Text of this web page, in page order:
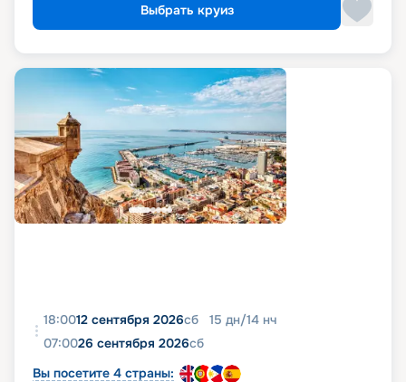
Выбрать круиз
18:0012 сентября 2026сб 15 дн/14 нч
07:0026 сентября 2026сб
Вы посетите 4 страны: